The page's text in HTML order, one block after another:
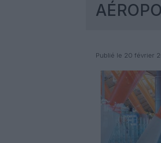
Publié le 20 février